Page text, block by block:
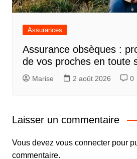
Assurances
Assurance obsèques :
de vos proches en toute
Marise 2 août 2026 0
Laisser un commentaire
Vous devez vous connecterpour
commentaire.